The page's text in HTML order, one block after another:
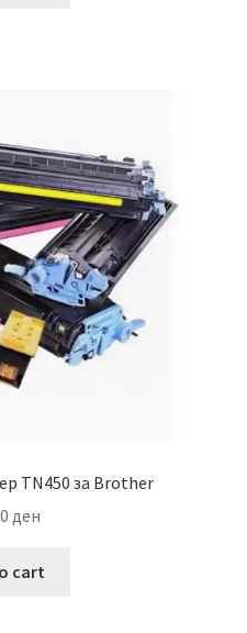
TN450 за Brother
ден
cart